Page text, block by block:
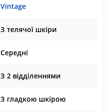
Vintage
З телячої шкіри
Середні
З 2 відділеннями
З гладкою шкірою